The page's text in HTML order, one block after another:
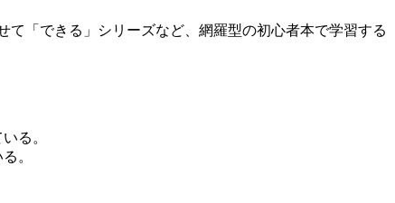
「できる」シリーズなど、網羅型の初心者本で学習する
る。
。